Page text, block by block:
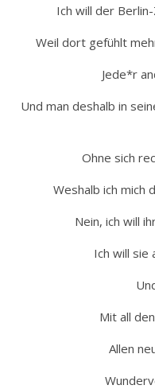
Ich will der
Weil dort gefühlt
Jede*r
Und man deshalb in
Ohne sich
Weshalb ich mich
Nein, ich will
Ich will sie
Mit all
Allen